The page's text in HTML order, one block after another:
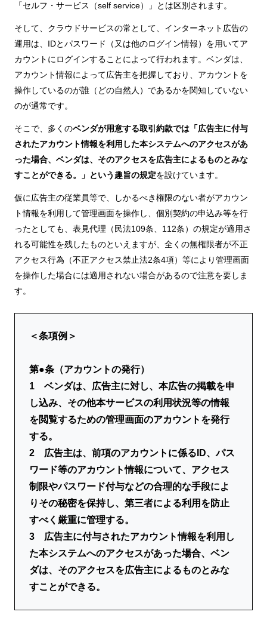
「セルフ・サービス（self service）」とは区別されます。
そして、クラウドサービスの常として、インターネット広告の
運用は、IDとパスワード（又は他のログイン情報）を用いてア
カウントにログインすることによって行われます。ベンダは、
アカウント情報によって広告主を把握しており、アカウントを
操作しているのが誰（どの自然人）であるかを関知していない
のが通常です。
そこで、多くのベンダが用意する取引約款では「広告主に付与
されたアカウント情報を利用した本システムへのアクセスがあ
った場合、ベンダは、そのアクセスを広告主によるものとみな
すことができる。」という趣旨の規定を設けています。
仮に広告主の従業員等で、しかるべき権限のない者がアカウン
ト情報を利用して管理画面を操作し、個別契約の申込み等を行
ったとしても、表見代理（民法109条、112条）の規定が適用さ
れる可能性を残したものといえますが、全くの無権限者が不正
アクセス行為（不正アクセス禁止法2条4項）等により管理画面
を操作した場合には適用されない場合があるので注意を要しま
す。
＜条項例＞
第●条（アカウントの発行）
1 ベンダは、広告主に対し、本広告の掲載を申
し込み、その他本サービスの利用状況等の情報
を閲覧するための管理画面のアカウントを発行
する。
2 広告主は、前項のアカウントに係るID、パス
ワード等のアカウント情報について、アクセス
制限やパスワード付与などの合理的な手段によ
りその秘密を保持し、第三者による利用を防止
すべく厳重に管理する。
3 広告主に付与されたアカウント情報を利用し
た本システムへのアクセスがあった場合、ベン
ダは、そのアクセスを広告主によるものとみな
すことができる。